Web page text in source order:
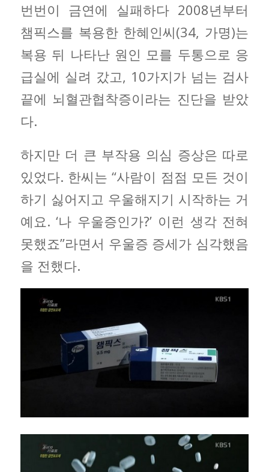
번번이 금연에 실패하다 2008년부터
챔픽스를 복용한 한혜인씨(34, 가명)는
복용 뒤 나타난 원인 모를 두통으로 응
급실에 실려 갔고, 10가지가 넘는 검사
끝에 뇌혈관협착증이라는 진단을 받았
다.
하지만 더 큰 부작용 의심 증상은 따로
있었다. 한씨는 “사람이 점점 모든 것이
하기 싫어지고 우울해지기 시작하는 거
예요. ‘나 우울증인가?’ 이런 생각 전혀
못했죠”라면서 우울증 증세가 심각했음
을 전했다.